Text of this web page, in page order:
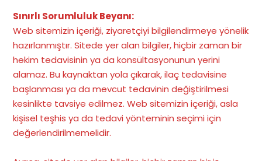
Sınırlı Sorumluluk Beyanı:
Web sitemizin içeriği, ziyaretçiyi bilgilendirmeye yönelik
hazırlanmıştır. Sitede yer alan bilgiler, hiçbir zaman bir
hekim tedavisinin ya da konsültasyonunun yerini
alamaz. Bu kaynaktan yola çıkarak, ilaç tedavisine
başlanması ya da mevcut tedavinin değiştirilmesi
kesinlikte tavsiye edilmez. Web sitemizin içeriği, asla
kişisel teşhis ya da tedavi yönteminin seçimi için
değerlendirilmemelidir.